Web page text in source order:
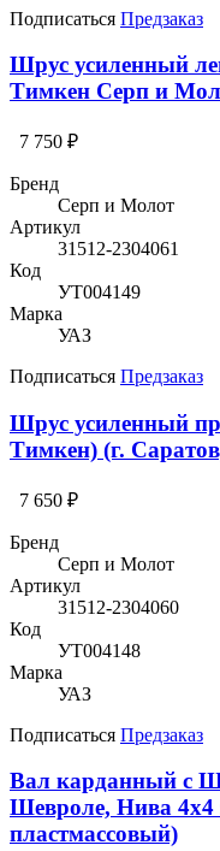
Подписаться Предзаказ
Шрус усиленный
Тимкен Серп и
7 750 ₽
Бренд
Серп и Молот
Артикул
31512-2304061
Код
УТ004149
Марка
УАЗ
Подписаться Предзаказ
Шрус усиленный
Тимкен) (г.
7 650 ₽
Бренд
Серп и Молот
Артикул
31512-2304060
Код
УТ004148
Марка
УАЗ
Подписаться Предзаказ
Вал карданный с
Шевроле, Нива 4х4
пластмассовый)